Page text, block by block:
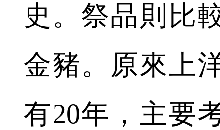
史。祭品則比
金豬。原來上
有20年，主要